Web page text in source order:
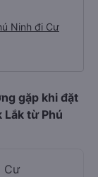
Ninh đi Cư
gặp khi đặt
từ Phú
Cư